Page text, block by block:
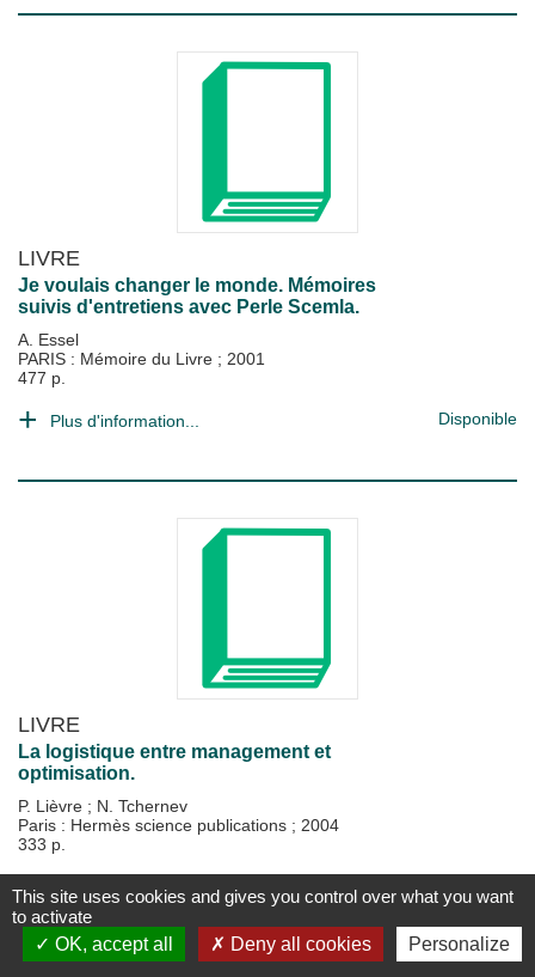
LIVRE
Je voulais changer le monde. Mémoires
suivis d'entretiens avec Perle Scemla.
A. Essel
PARIS : Mémoire du Livre ; 2001
477 p.
Plus d'information... Disponible
LIVRE
La logistique entre management et
optimisation.
P. Lièvre ; N. Tchernev
Paris : Hermès science publications ; 2004
333 p.
Plus d'information...
This site uses cookies and gives you control over what you want
to activate
OK, accept all
Deny all cookies Personalize